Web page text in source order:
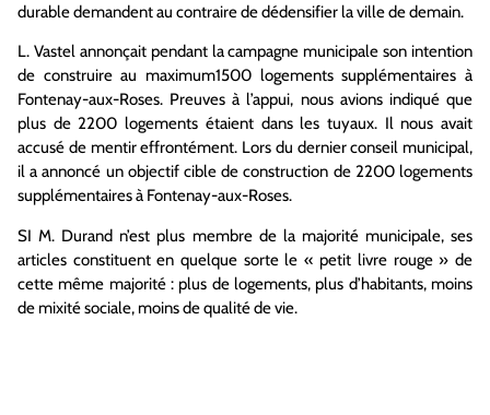
durable demandent au contraire de dédensifier la ville de demain.
L. Vastel annonçait pendant la campagne municipale son intention
de construire au maximum1500 logements supplémentaires à
Fontenay-aux-Roses. Preuves à l’appui, nous avions indiqué que
plus de 2200 logements étaient dans les tuyaux. Il nous avait
accusé de mentir effrontément. Lors du dernier conseil municipal,
il a annoncé un objectif cible de construction de 2200 logements
supplémentaires à Fontenay-aux-Roses.
SI M. Durand n’est plus membre de la majorité municipale, ses
articles constituent en quelque sorte le « petit livre rouge » de
cette même majorité : plus de logements, plus d’habitants, moins
de mixité sociale, moins de qualité de vie.